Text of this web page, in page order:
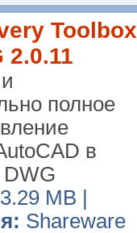
Toolbox
2.0.11
полное
в
3.29 MB |
Shareware